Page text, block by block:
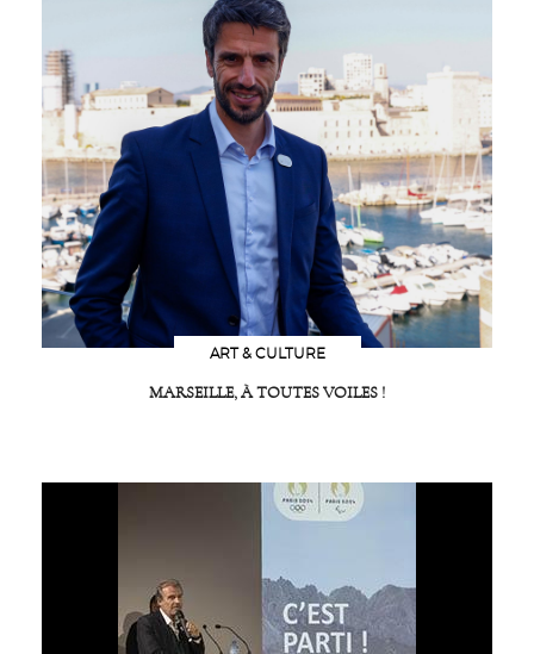
ART & CULTURE
MARSEILLE, À TOUTES VOILES !